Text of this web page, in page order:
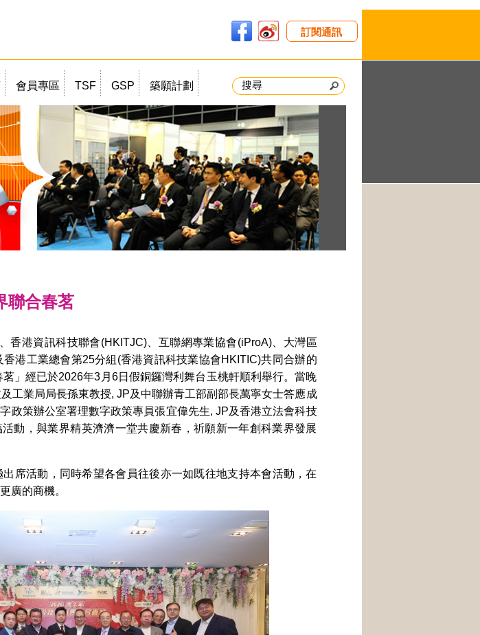
訂閱通訊
會員專區 TSF GSP 築願計劃
聯合春茗
香港資訊科技聯會(HKITJC)、互聯網專業協會(iProA)、大灣區
香港工業總會第25分組(香港資訊科技業協會HKITIC)共同合辦的
茗」經已於2026年3月6日假銅鑼灣利舞台玉桃軒順利舉行。當晚
工業局局長孫東教授, JP及中聯辦青工部副部長萬寧女士答應成
政策辦公室署理數字政策專員張宜偉先生, JP及香港立法會科技
動，與業界精英濟濟一堂共慶新春，祈願新一年創科業界發展
席活動，同時希望各會員往後亦一如既往地支持本會活動，在
廣的商機。